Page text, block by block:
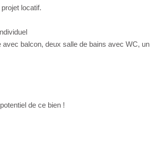
locatif.
balcon, deux salle de bains avec WC, un
de ce bien !